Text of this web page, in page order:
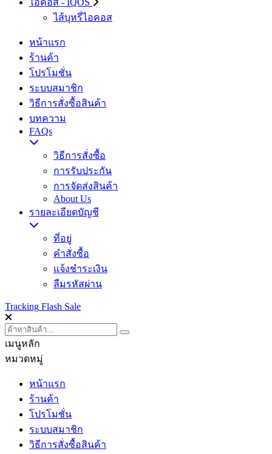
ไอคอส - IQOS
ไส้บุหรี่ไอคอส
หน้าแรก
ร้านค้า
โปรโมชั่น
ระบบสมาชิก
วิธีการสั่งซื้อสินค้า
บทความ
FAQs
วิธีการสั่งซื้อ
การรับประกัน
การจัดส่งสินค้า
About Us
รายละเอียดบัญชี
ที่อยู่
คำสั่งซื้อ
แจ้งชำระเงิน
ลืมรหัสผ่าน
Tracking Flash Sale
เมนูหลัก
หมวดหมู่
หน้าแรก
ร้านค้า
โปรโมชั่น
ระบบสมาชิก
วิธีการสั่งซื้อสินค้า